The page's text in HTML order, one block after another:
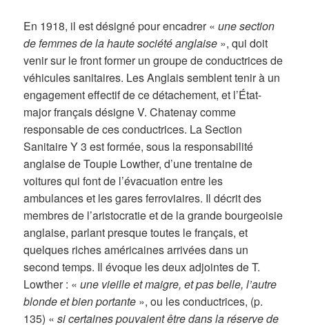
En 1918, il est désigné pour encadrer «une section
de femmes de la haute société anglaise », qui doit
venir sur le front former un groupe de conductrices de
véhicules sanitaires. Les Anglais semblent tenir à un
engagement effectif de ce détachement, et l’État-
major français désigne V. Chatenay comme
responsable de ces conductrices. La Section
Sanitaire Y 3 est formée, sous la responsabilité
anglaise de Toupie Lowther, d’une trentaine de
voitures qui font de l’évacuation entre les
ambulances et les gares ferroviaires. Il décrit des
membres de l’aristocratie et de la grande bourgeoisie
anglaise, parlant presque toutes le français, et
quelques riches américaines arrivées dans un
second temps. Il évoque les deux adjointes de T.
Lowther : «une vieille et maigre, et pas belle, l’autre
blonde et bien portante », ou les conductrices, (p.
135) «si certaines pouvaient être dans la réserve de